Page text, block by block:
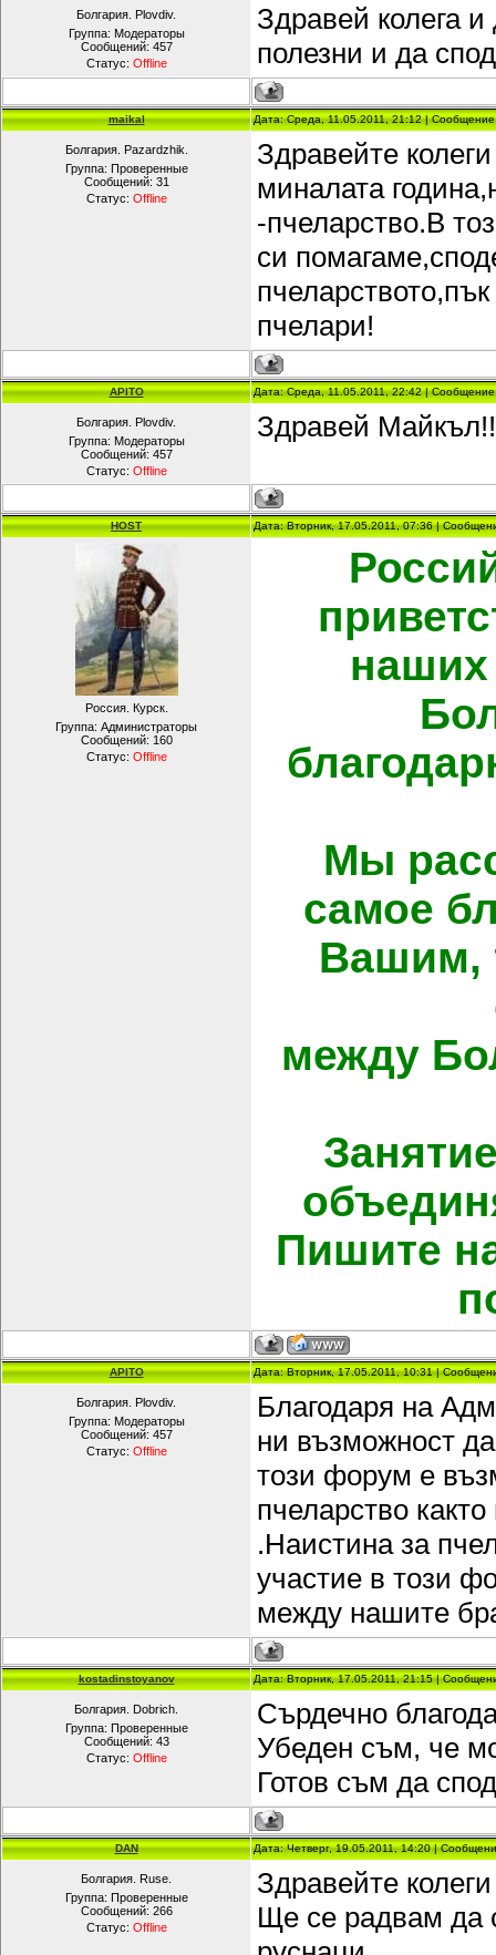
Болгария. Plovdiv.
Группа: Модераторы
Сообщений: 457
Статус: Offline
Здравей колега
полезни и да
maikal Дата: Среда, 11.05.2011, 21:12 |
Болгария. Pazardzhik.
Группа: Проверенные
Сообщений: 31
Статус: Offline
Здравейте
миналата
-пчеларство.В
си
пчелари!
APITO Дата: Среда, 11.05.2011, 22:42 |
Болгария. Plovdiv.
Группа: Модераторы
Сообщений: 457
Статус: Offline
Здравей
HOST Дата: Вторник, 17.05.2011, 07:36 |
Россия. Курск.
Группа: Администраторы
Сообщений: 160
Статус: Offline
наших
Мы
самое
Вашим,
между
Пишите
APITO Дата: Вторник, 17.05.2011, 10:31 |
Болгария. Plovdiv.
Группа: Модераторы
Сообщений: 457
Статус: Offline
Благодаря на
ни възможност
този форум е
пчеларство
.Наистина за
участие в този
между нашите
kostadinstoyanov Дата: Вторник, 17.05.2011, 21:15 |
Болгария. Dobrich.
Группа: Проверенные
Сообщений: 43
Статус: Offline
Сърдечно
Убеден съм, че
Готов съм да
DAN Дата: Четверг, 19.05.2011, 14:20 |
Болгария. Ruse.
Группа: Проверенные
Сообщений: 266
Статус: Offline
Здравейте
Ще се радвам да